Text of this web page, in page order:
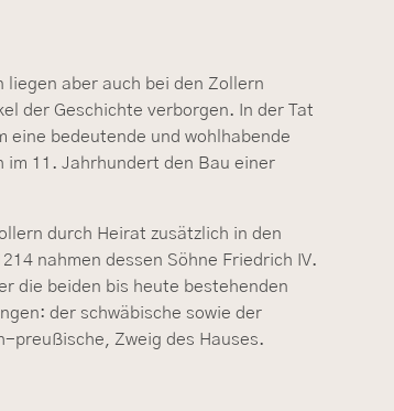
aber auch bei den Zollern
der Geschichte verborgen. In der Tat
eine bedeutende und wohlhabende
im 11. Jahrhundert den Bau einer
durch Heirat zusätzlich in den
nahmen dessen Söhne Friedrich IV.
die beiden bis heute bestehenden
der schwäbische sowie der
preußische, Zweig des Hauses.